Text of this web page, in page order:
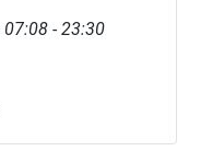
07:08 - 23:30